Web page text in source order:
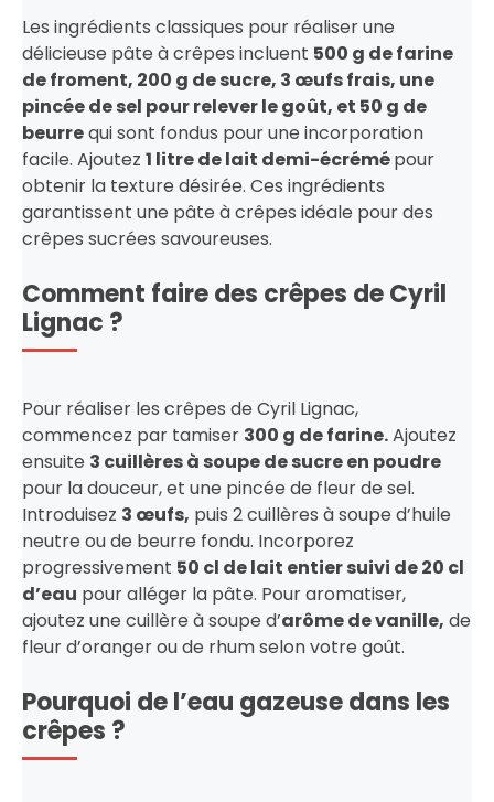
Les ingrédients classiques pour réaliser une
délicieuse pâte à crêpes incluent 500 g de farine
de froment, 200 g de sucre, 3 œufs frais, une
pincée de sel pour relever le goût, et 50 g de
beurrequi sont fondus pour une incorporation
facile. Ajoutez 1 litre de lait demi-écrémépour
obtenir la texture désirée. Ces ingrédients
garantissent une pâte à crêpes idéale pour des
crêpes sucrées savoureuses.
Comment faire des crêpes de Cyril
Lignac ?
Pour réaliser les crêpes de Cyril Lignac,
commencez par tamiser 300 g de farine.Ajoutez
ensuite 3 cuillères à soupe de sucre en poudre
pour la douceur, et une pincée de fleur de sel.
Introduisez 3 œufs, puis 2 cuillères à soupe d’huile
neutre ou de beurre fondu. Incorporez
progressivement 50 cl de lait entier suivi de 20 cl
d’eau pour alléger la pâte. Pour aromatiser,
ajoutez une cuillère à soupe d’arôme de vanille, de
fleur d’oranger ou de rhum selon votre goût.
Pourquoi de l’eau gazeuse dans les
crêpes ?